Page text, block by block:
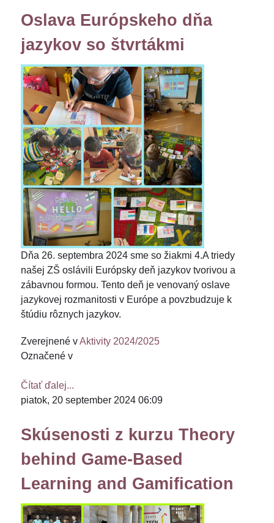
Oslava Európskeho dňa
jazykov so štvrtákmi
Dňa 26. septembra 2024 sme so žiakmi 4.A triedy
našej ZŠ oslávili Európsky deň jazykov tvorivou a
zábavnou formou. Tento deň je venovaný oslave
jazykovej rozmanitosti v Európe a povzbudzuje k
štúdiu rôznych jazykov.
Zverejnené vAktivity 2024/2025
Označené v
Čítať ďalej...
piatok, 20 september 2024 06:09
Skúsenosti z kurzu Theory
behind Game-Based
Learning and Gamification